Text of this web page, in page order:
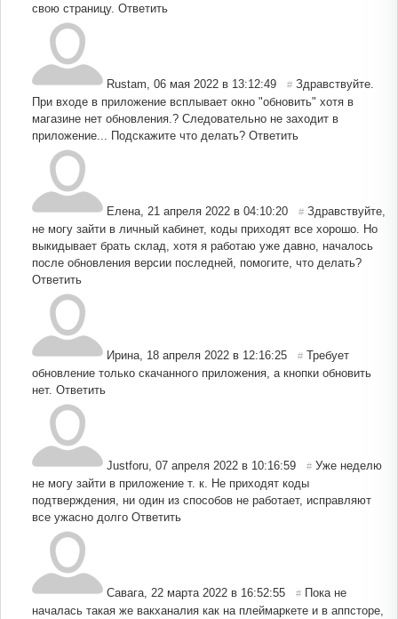
свою страницу. Ответить
Rustam, 06 мая 2022 в 13:12:49 # Здравствуйте.
При входе в приложение всплывает окно "обновить" хотя в
магазине нет обновления.? Следовательно не заходит в
приложение... Подскажите что делать? Ответить
Елена, 21 апреля 2022 в 04:10:20 # Здравствуйте,
не могу зайти в личный кабинет, коды приходят все хорошо. Но
выкидывает брать склад, хотя я работаю уже давно, началось
после обновления версии последней, помогите, что делать?
Ответить
Ирина, 18 апреля 2022 в 12:16:25 # Требует
обновление только скачанного приложения, а кнопки обновить
нет. Ответить
Justforu, 07 апреля 2022 в 10:16:59 # Уже неделю
не могу зайти в приложение т. к. Не приходят коды
подтверждения, ни один из способов не работает, исправляют
все ужасно долго Ответить
Савага, 22 марта 2022 в 16:52:55 # Пока не
началась такая же вакханалия как на плеймаркете и в аппсторе,